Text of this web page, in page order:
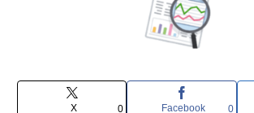
X 0 Facebook 0